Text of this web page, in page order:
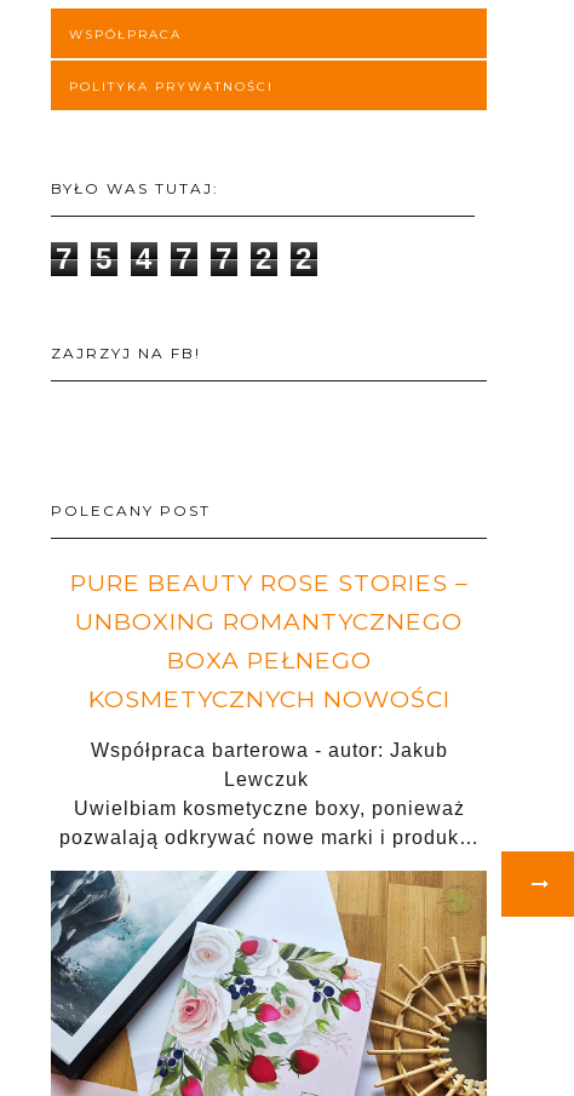
WSPÓŁPRACA
POLITYKA PRYWATNOŚCI
BYŁO WAS TUTAJ:
7 5 4 7 7 2 2
ZAJRZYJ NA FB!
POLECANY POST
PURE BEAUTY ROSE STORIES –
UNBOXING ROMANTYCZNEGO
BOXA PEŁNEGO
KOSMETYCZNYCH NOWOŚCI
Współpraca barterowa - autor: Jakub
Lewczuk
Uwielbiam kosmetyczne boxy, ponieważ
pozwalają odkrywać nowe marki i produk…